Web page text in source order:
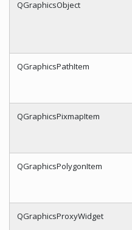
QGraphicsObject
QGraphicsPathItem
QGraphicsPixmapItem
QGraphicsPolygonItem
QGraphicsProxyWidget